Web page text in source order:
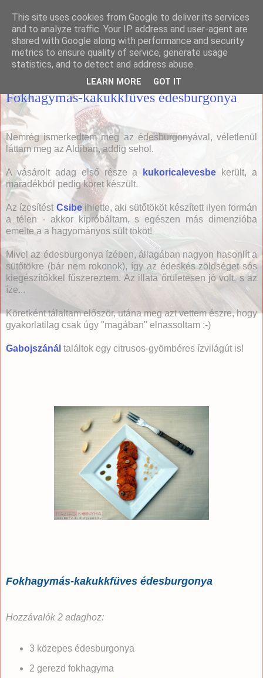
Házias konyha
Fokhagymás-kakukkfüves édesburgonya
Nemrég ismerkedtem meg az édesburgonyával, véletlenül
láttam meg az Aldiban, addig sehol.
A vásárolt adag első része a kukoricalevesbe került, a
maradékból pedig köret készült.
Az ízesítést Csibeihlette, aki sütőtököt készített ilyen formán
a télen - akkor kipróbáltam, s egészen más dimenzióba
emelte a a hagyományos sült tököt!
Mivel az édesburgonya ízében, állagában nagyon hasonlít a
sütőtökre (bár nem rokonok), így az édeskés zöldséget sós
kiegészítőkkel fűszereztem. Az illata őrületesen jó volt, s az
íze...
Köretként tálaltam először, utána meg azt vettem észre, hogy
gyakorlatilag csak úgy "magában" elnassoltam :-)
Gabojszánál találtok egy citrusos-gyömbéres ízvilágút is!
Fokhagymás-kakukkfüves édesburgonya
Hozzávalók 2 adaghoz:
3 közepes édesburgonya
2 gerezd fokhagyma
This site uses cookies from Google to deliver its services
and to analyze traffic. Your IP address and user-agent are
shared with Google along with performance and security
metrics to ensure quality of service, generate usage
statistics, and to detect and address abuse.
LEARN MORE GOT IT